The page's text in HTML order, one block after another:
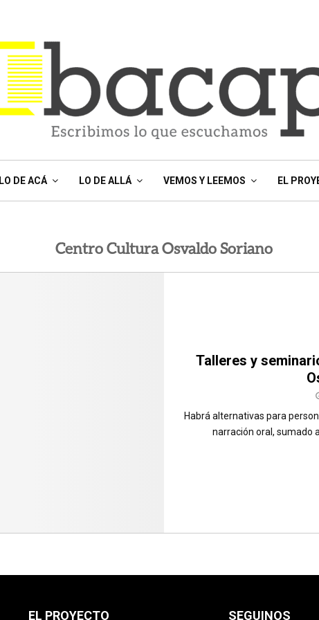
LO DE ACÁ LO DE ALLÁ VEMOS Y LEEMOS EL
Centro Cultura Osvaldo Soriano
Talleres y
Habrá alternativas para
narración oral, sumado
EL PROYECTO SEGUINOS